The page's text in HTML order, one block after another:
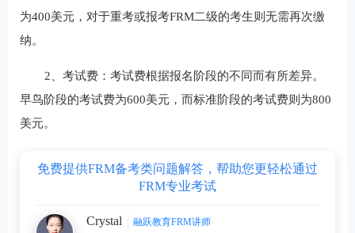
为400美元，对于重考或报考FRM二级的考生则无需再次缴
纳。
‌2、考试费‌：考试费根据报名阶段的不同而有所差异。
早鸟阶段的考试费为600美元，而标准阶段的考试费则为800
美元。
免费提供FRM备考类问题解答，帮助您更轻松通过
FRM专业考试
Crystal
融跃教育FRM讲师